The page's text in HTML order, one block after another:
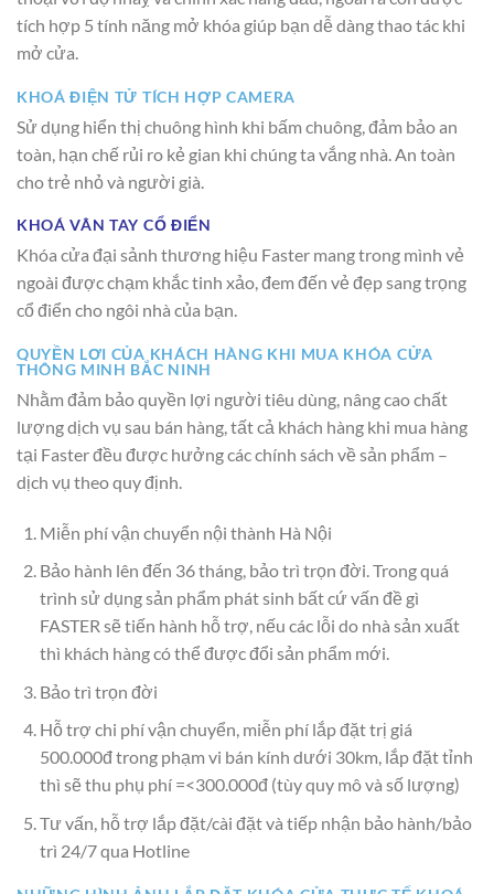
tích hợp 5 tính năng mở khóa giúp bạn dễ dàng thao tác khi
mở cửa.
KHOÁ ĐIỆN TỬ TÍCH HỢP CAMERA
Sử dụng hiển thị chuông hình khi bấm chuông, đảm bảo an
toàn, hạn chế rủi ro kẻ gian khi chúng ta vắng nhà. An toàn
cho trẻ nhỏ và người già.
KHOÁ VÂN TAY CỔ ĐIỂN
Khóa cửa đại sảnh thương hiệu Faster mang trong mình vẻ
ngoài được chạm khắc tinh xảo, đem đến vẻ đẹp sang trọng
cổ điển cho ngôi nhà của bạn.
QUYỀN LỢI CỦA KHÁCH HÀNG KHI MUA KHÓA CỬA
THÔNG MINH BẮC NINH
Nhằm đảm bảo quyền lợi người tiêu dùng, nâng cao chất
lượng dịch vụ sau bán hàng, tất cả khách hàng khi mua hàng
tại Faster đều được hưởng các chính sách về sản phẩm –
dịch vụ theo quy định.
Miễn phí vận chuyển nội thành Hà Nội
Bảo hành lên đến 36 tháng, bảo trì trọn đời. Trong quá
trình sử dụng sản phẩm phát sinh bất cứ vấn đề gì
FASTER sẽ tiến hành hỗ trợ, nếu các lỗi do nhà sản xuất
thì khách hàng có thể được đổi sản phẩm mới.
Bảo trì trọn đời
Hỗ trợ chi phí vận chuyển, miễn phí lắp đặt trị giá
500.000đ trong phạm vi bán kính dưới 30km, lắp đặt tỉnh
thì sẽ thu phụ phí =<300.000đ (tùy quy mô và số lượng)
Tư vấn, hỗ trợ lắp đặt/cài đặt và tiếp nhận bảo hành/bảo
trì 24/7 qua Hotline